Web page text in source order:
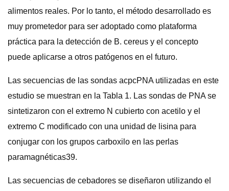
alimentos reales. Por lo tanto, el método desarrollado es
muy prometedor para ser adoptado como plataforma
práctica para la detección de B. cereus y el concepto
puede aplicarse a otros patógenos en el futuro.
Las secuencias de las sondas acpcPNA utilizadas en este
estudio se muestran en la Tabla 1. Las sondas de PNA se
sintetizaron con el extremo N cubierto con acetilo y el
extremo C modificado con una unidad de lisina para
conjugar con los grupos carboxilo en las perlas
paramagnéticas39.
Las secuencias de cebadores se diseñaron utilizando el